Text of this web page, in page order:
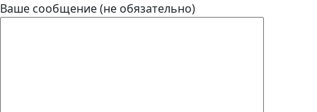
Ваше сообщение (не обязательно)